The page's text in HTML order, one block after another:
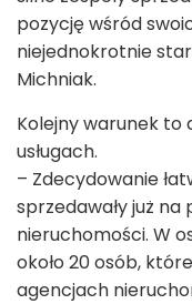
pozycję wśród
niejednokrotnie
Michniak.
Kolejny warunek to
usługach.
– Zdecydowanie
sprzedawały już
nieruchomości. W
około 20 osób,
agencjach